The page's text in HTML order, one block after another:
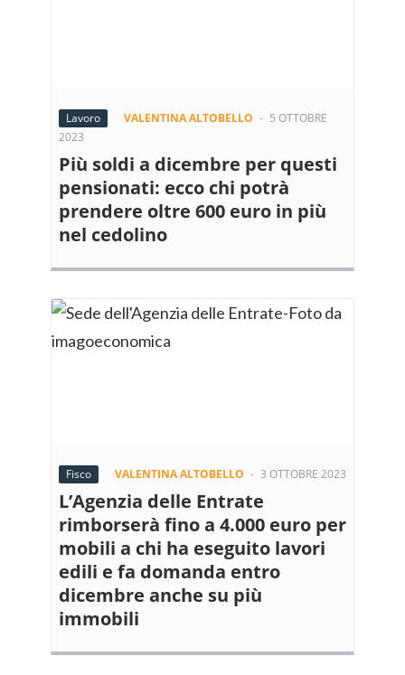
Lavoro VALENTINA ALTOBELLO - 5 OTTOBRE
2023
Più soldi a dicembre per questi
pensionati: ecco chi potrà
prendere oltre 600 euro in più
nel cedolino
Fisco VALENTINA ALTOBELLO - 3 OTTOBRE 2023
L’Agenzia delle Entrate
rimborserà fino a 4.000 euro per
mobili a chi ha eseguito lavori
edili e fa domanda entro
dicembre anche su più
immobili